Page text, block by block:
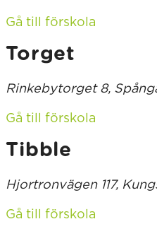
Gå till förskola
Torget
Rinkebytorget 8,
Gå till förskola
Tibble
Hjortronvägen 117,
Gå till förskola